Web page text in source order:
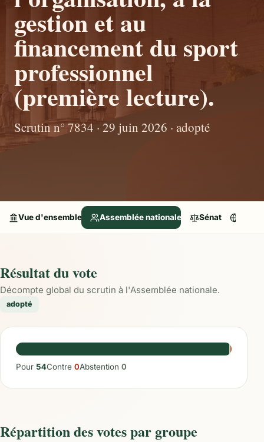
gestion et au
financement du sport
professionnel
(première lecture).
Scrutin n° 7834 · 29 juin 2026 · adopté
Vue d'ensemble Assemblée nationale Sénat
Résultat du vote
Décompte global du scrutin à l'Assemblée nationale.
adopté
Pour 54Contre 0Abstention 0
Répartition des votes par groupe